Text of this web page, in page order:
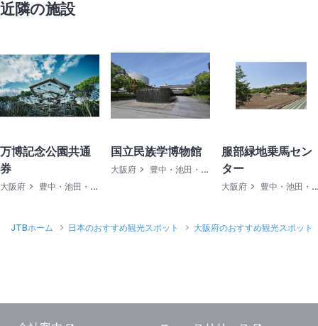
近隣の施設
万博記念公園共通
券
大阪府 豊中・池田・高槻
国立民族学博物館
大阪府 豊中・池田・高槻
服部緑地乗馬セン
ター
大阪府 豊中・池田・高槻
JTBホーム 日本のおすすめ観光スポット 大阪府のおすすめ観光スポット